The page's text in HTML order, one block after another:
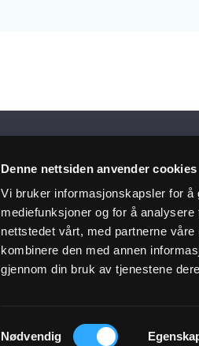
Denne nettsiden anvender cookies
Vi bruker informasjonskapsler for
mediefunksjoner og for å
nettstedet vårt, med partnerne
kombinere den med annen
gjennom din bruk av tjenestene
Samtykkevalg
Nødvendig
Få
Meld deg